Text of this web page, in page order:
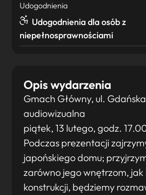
Opis wydarzenia
Gmach Główny, ul.
audiowizualna
piątek, 13 lutego, godz.
Podczas prezentacji
japońskiego domu;
zarówno jego wnętrzom, jak
konstrukcji, będziemy
Udogodnienia
Udogodnienia dla osób z
niepełnosprawnościami